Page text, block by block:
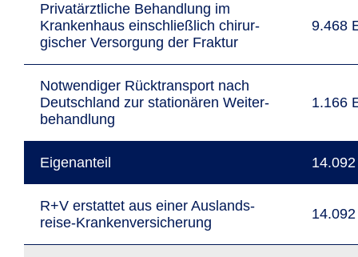
Privat­ärztl­iche Behand­lung im
Kranken­haus ein­schließ­lich chirur­
gischer Versor­gung der Fraktur
9.468
Not­wen­diger Rück­trans­port nach
Deutsch­land zur stationären Weiter­
behand­lung
1.166
Eigen­anteil
R+V erstattet aus einer Auslands­
reise-Kranken­versiche­rung